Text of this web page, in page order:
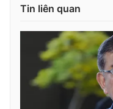
® Cấm sao chép dưới
thông tin từ website này.
Tin liên quan